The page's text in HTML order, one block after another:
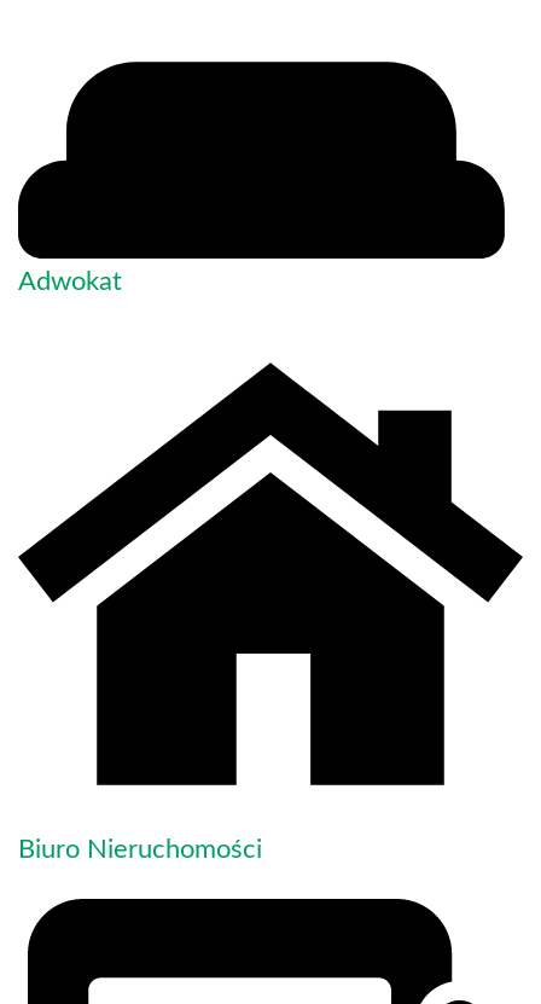
Adwokat
Biuro Nieruchomości